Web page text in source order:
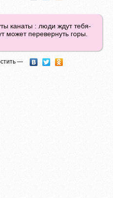
канаты : люди ждут тебя-
может перевернуть горы.
—